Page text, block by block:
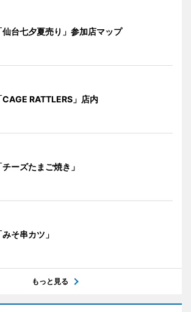
仙台七夕夏売り」参加店マップ
CAGE RATTLERS」店内
チーズたまご焼き」
みそ串カツ」
もっと見る